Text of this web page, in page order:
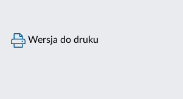
Wersja do druku